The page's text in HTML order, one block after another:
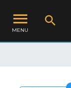
MENU